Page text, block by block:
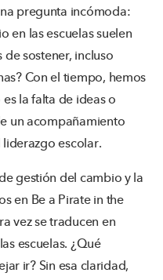
pregunta incómoda:
en las escuelas suelen
sostener, incluso
Con el tiempo, hemos
la falta de ideas o
un acompañamiento
escolar.
gestión del cambio y la
en Be a Pirate in the
vez se traducen en
escuelas. ¿Qué
ir? Sin esa claridad,